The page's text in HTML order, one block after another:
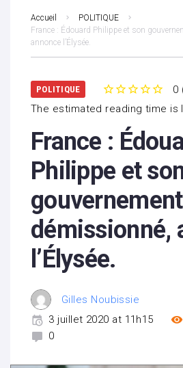
Accueil
POLITIQUE
France : Édouard Philippe et son
annonce l’Élysée.
POLITIQUE 0
The estimated reading time is
France :
Philippe et
démissionné,
l’Élysée.
Gilles Noubissie
3 juillet 2020 at 11h15
0